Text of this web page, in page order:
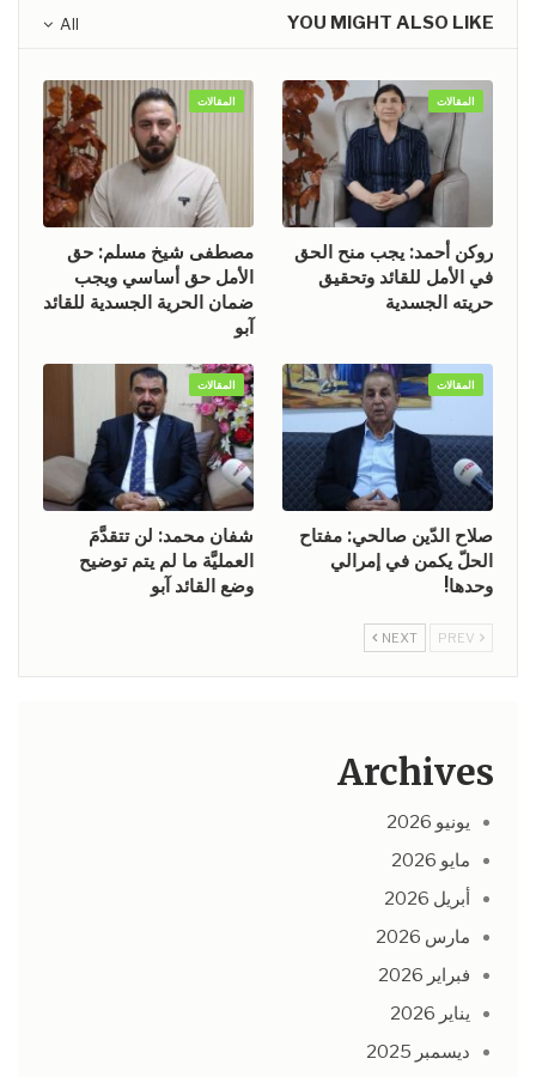
All YOU MIGHT ALSO LIKE
المقالات
روكن أحمد: يجب منح الحق
في الأمل للقائد وتحقيق
حريته الجسدية
المقالات
مصطفى شيخ مسلم: حق
الأمل حق أساسي ويجب
ضمان الحرية الجسدية للقائد
آبو
المقالات
صلاح الدّين صالحي: مفتاح
الحلّ يكمن في إمرالي
وحدها!
المقالات
شفان محمد: لن تتقدَّمَ
العمليَّة ما لم يتم توضيح
وضع القائد آبو
NEXT
Archives
يونيو 2026
مايو 2026
أبريل 2026
مارس 2026
فبراير 2026
يناير 2026
ديسمبر 2025